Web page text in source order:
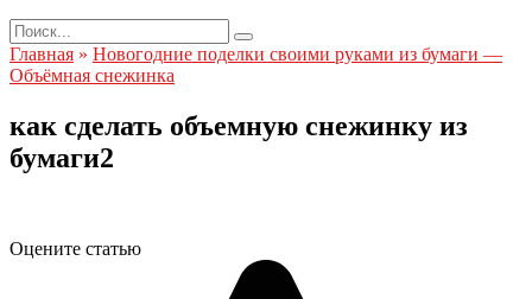
Search
for:
Главная » Новогодние поделки своими руками из бумаги —
Объёмная снежинка
как сделать объемную снежинку из
бумаги2
Оцените статью